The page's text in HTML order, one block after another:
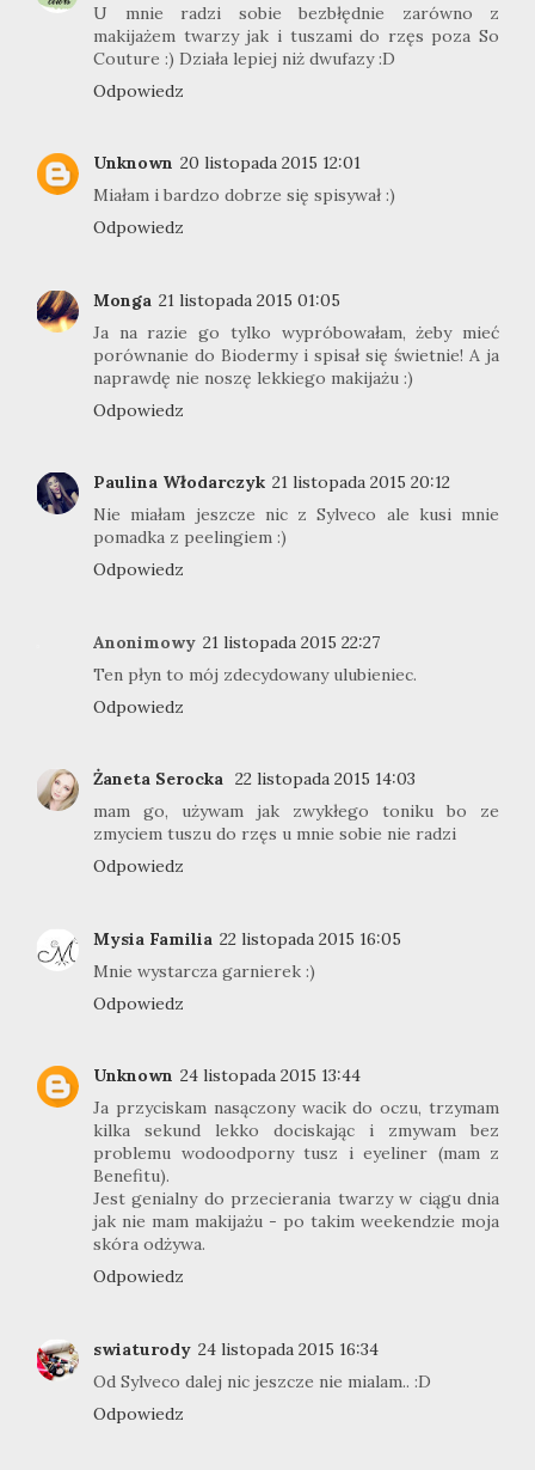
U mnie radzi sobie bezbłędnie zarówno z
makijażem twarzy jak i tuszami do rzęs poza So
Couture :) Działa lepiej niż dwufazy :D
Odpowiedz
Unknown 20 listopada 2015 12:01
Miałam i bardzo dobrze się spisywał :)
Odpowiedz
Monga 21 listopada 2015 01:05
Ja na razie go tylko wypróbowałam, żeby mieć
porównanie do Biodermy i spisał się świetnie! A ja
naprawdę nie noszę lekkiego makijażu :)
Odpowiedz
Paulina Włodarczyk 21 listopada 2015 20:12
Nie miałam jeszcze nic z Sylveco ale kusi mnie
pomadka z peelingiem :)
Odpowiedz
Anonimowy 21 listopada 2015 22:27
Ten płyn to mój zdecydowany ulubieniec.
Odpowiedz
Żaneta Serocka 22 listopada 2015 14:03
mam go, używam jak zwykłego toniku bo ze
zmyciem tuszu do rzęs u mnie sobie nie radzi
Odpowiedz
Mysia Familia 22 listopada 2015 16:05
Mnie wystarcza garnierek :)
Odpowiedz
Unknown 24 listopada 2015 13:44
Ja przyciskam nasączony wacik do oczu, trzymam
kilka sekund lekko dociskając i zmywam bez
problemu wodoodporny tusz i eyeliner (mam z
Benefitu).
Jest genialny do przecierania twarzy w ciągu dnia
jak nie mam makijażu - po takim weekendzie moja
skóra odżywa.
Odpowiedz
swiaturody 24 listopada 2015 16:34
Od Sylveco dalej nic jeszcze nie mialam.. :D
Odpowiedz